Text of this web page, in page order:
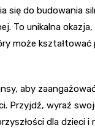
się do budowania
To unikalna
może kształtować
aby
Przyjdź, wyraź
dla dzieci i